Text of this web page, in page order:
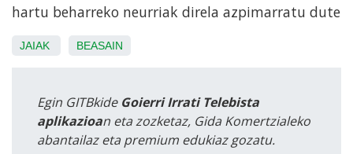
hartu beharreko neurriak direla azpimarratu dute
JAIAK BEASAIN
Egin GITBkide Goierri Irrati Telebista
aplikazioan eta zozketaz, Gida Komertzialeko
abantailaz eta premium edukiaz gozatu.